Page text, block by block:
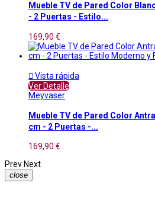
Mueble TV de Pared Color
- 2 Puertas - Estilo...
169,90 €
 Vista rápida
Ver Detalle
Meyvaser
Mueble TV de Pared Color
cm - 2 Puertas -...
169,90 €
Prev Next
close